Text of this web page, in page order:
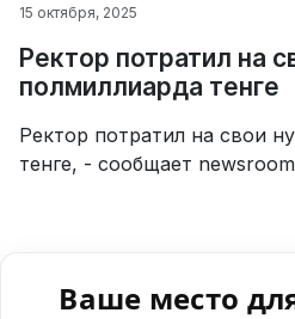
15 октября, 2025
Ректор потратил на
полмиллиарда тенге
Ректор потратил на свои
тенге, - сообщает
Ваше место